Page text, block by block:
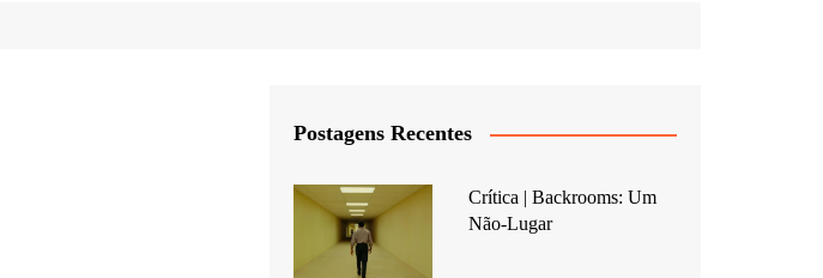
Postagens Recentes
Crítica | Backrooms: Um
Não-Lugar